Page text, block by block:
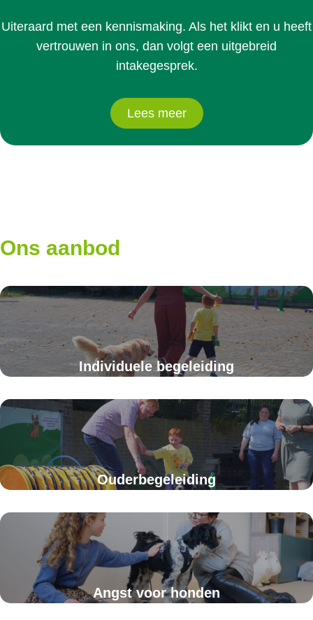
Uiteraard met een kennismaking. Als het klikt en u heeft
vertrouwen in ons, dan volgt een uitgebreid
intakegesprek.
Lees meer
Ons aanbod
Individuele begeleiding
Ouderbegeleiding
Angst voor honden